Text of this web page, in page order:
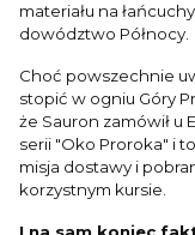
materiału na
dowództwo Północy.
Choć powszechnie
stopić w ogniu Góry
że Sauron zamówił u
serii "Oko Proroka" i
misja dostawy i
korzystnym kursie.